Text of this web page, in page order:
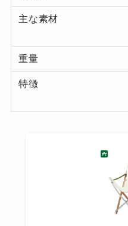
主な素材
重量
特徴